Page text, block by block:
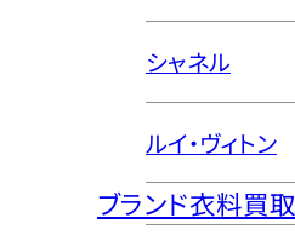
シャネル
ルイ・ヴィトン
ブランド衣料買取